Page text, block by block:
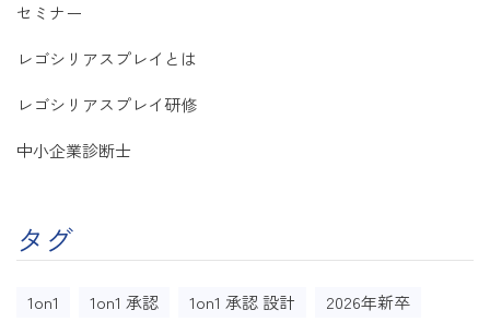
セミナー
レゴシリアスプレイとは
レゴシリアスプレイ研修
中小企業診断士
タグ
1on1 1on1 承認 1on1 承認 設計
2026年新卒